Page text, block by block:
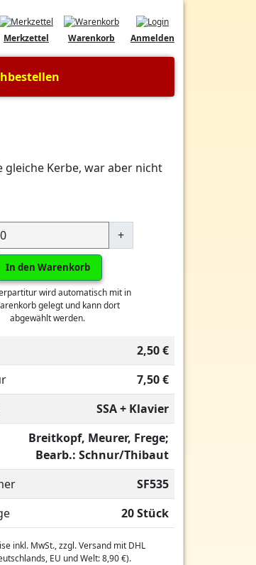
Anmelden
Warenkorb
Merkzettel
gleiche Kerbe, war aber nicht
+
In den Warenkorb
wird automatisch mit in
gelegt und kann dort
abgewählt werden.
2,50 €
7,50 €
SSA + Klavier
Breitkopf, Meurer, Frege;
Bearb.: Schnur/Thibaut
SF535
20 Stück
inkl. MwSt., zzgl. Versand mit DHL
EU und Welt: 8,90 €).